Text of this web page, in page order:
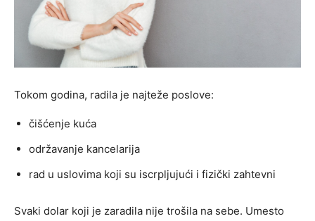
Tokom godina, radila je najteže poslove:
čišćenje kuća
održavanje kancelarija
rad u uslovima koji su iscrpljujući i fizički zahtevni
Svaki dolar koji je zaradila nije trošila na sebe. Umesto